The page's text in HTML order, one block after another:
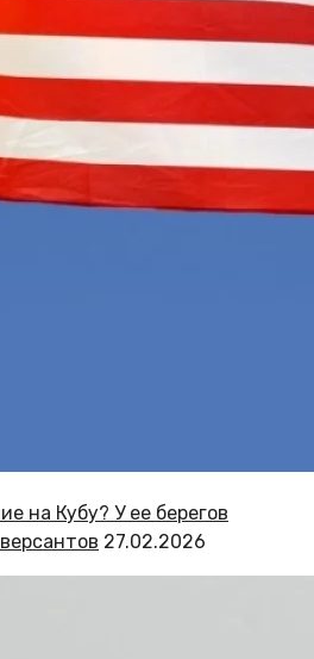
на Кубу? У ее берегов
27.02.2026